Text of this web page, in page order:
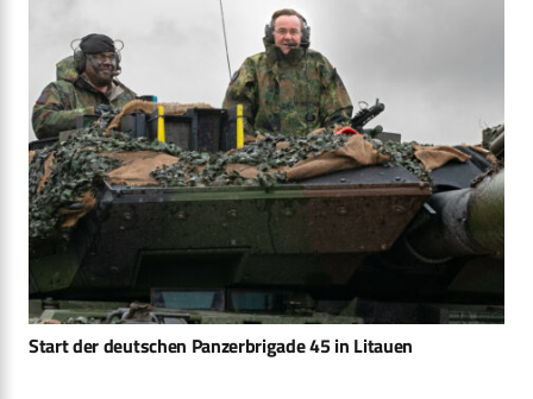
Start der deutschen Panzerbrigade 45 in Litauen